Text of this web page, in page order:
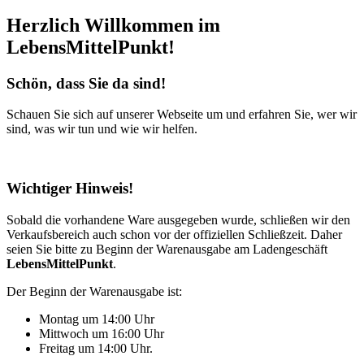
Herzlich Willkommen im
LebensMittelPunkt!
Schön, dass Sie da sind!
Schauen Sie sich auf unserer Webseite um und erfahren Sie, wer wir
sind, was wir tun und wie wir helfen.
Wichtiger Hinweis!
Sobald die vorhandene Ware ausgegeben wurde, schließen wir den
Verkaufsbereich auch schon vor der offiziellen Schließzeit. Daher
seien Sie bitte zu Beginn der Warenausgabe am Ladengeschäft
LebensMittelPunkt.
Der Beginn der Warenausgabe ist:
Montag um 14:00 Uhr
Mittwoch um 16:00 Uhr
Freitag um 14:00 Uhr.